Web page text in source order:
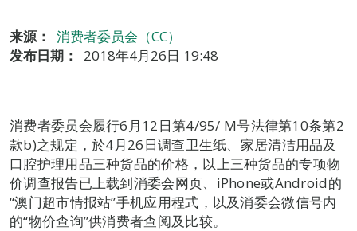
来源：
消费者委员会（CC）
发布日期：
2018年4月26日 19:48
消费者委员会履行6月12日第4/95/ M号法律第10条第2
款b)之规定，於4月26日调查卫生纸、家居清洁用品及
口腔护理用品三种货品的价格，以上三种货品的专项物
价调查报告已上载到消委会网页、iPhone或Android的
“澳门超市情报站”手机应用程式，以及消委会微信号内
的“物价查询”供消费者查阅及比较。